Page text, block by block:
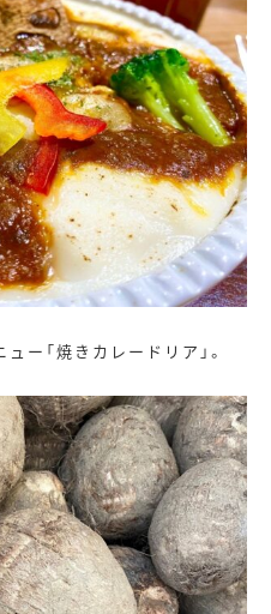
ー「焼きカレードリア」。